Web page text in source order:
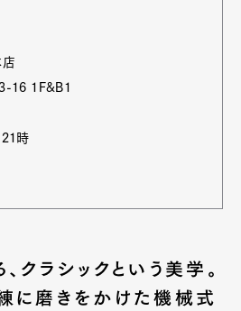
店
16 1F&B1
21時
クラシックという美学。
に磨きをかけた機械式